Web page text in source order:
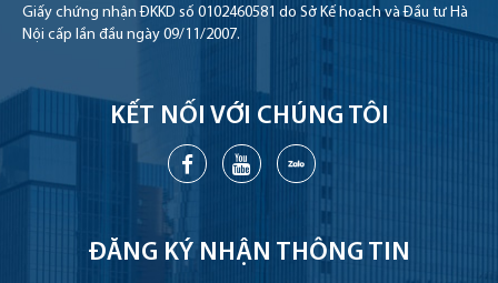
Giấy chứng nhận ĐKKD số 0102460581 do Sở Kế hoạch và Đầu tư Hà
Nội cấp lần đầu ngày 09/11/2007.
KẾT NỐI VỚI CHÚNG TÔI
ĐĂNG KÝ NHẬN THÔNG TIN